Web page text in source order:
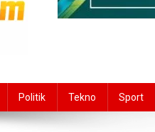
Politik Tekno Sport